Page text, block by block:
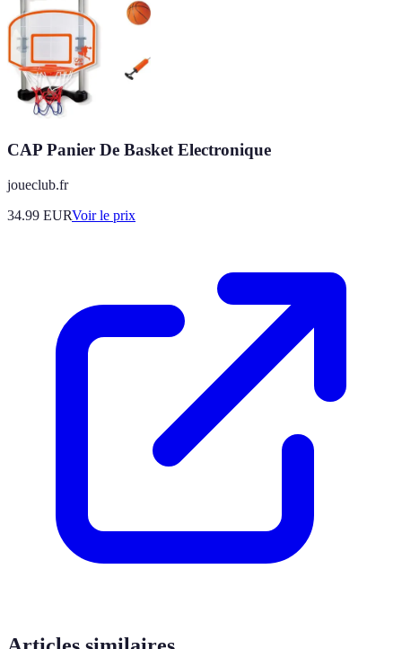
CAP Panier De Basket Electronique
joueclub.fr
34.99 EURVoir le prix